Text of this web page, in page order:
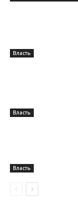
Власть
Власть
Власть